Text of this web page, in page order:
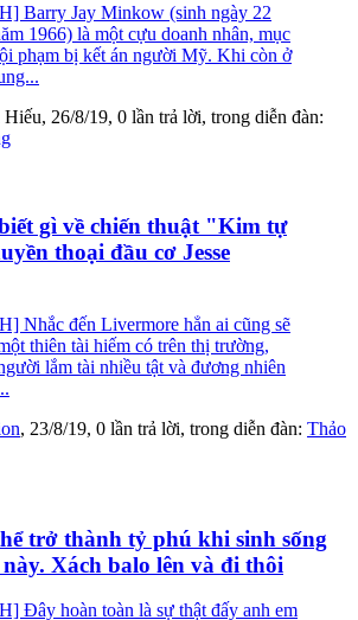
Barry Jay Minkow (sinh ngày 22
1966) là một cựu doanh nhân, mục
phạm bị kết án người Mỹ. Khi còn ở
, 26/8/19, 0 lần trả lời, trong diễn đàn:
gì về chiến thuật "Kim tự
thoại đầu cơ Jesse
Nhắc đến Livermore hẳn ai cũng sẽ
thiên tài hiếm có trên thị trường,
lắm tài nhiều tật và đương nhiên
, 23/8/19, 0 lần trả lời, trong diễn đàn: Thảo
trở thành tỷ phú khi sinh sống
Xách balo lên và đi thôi
Đây hoàn toàn là sự thật đấy anh em